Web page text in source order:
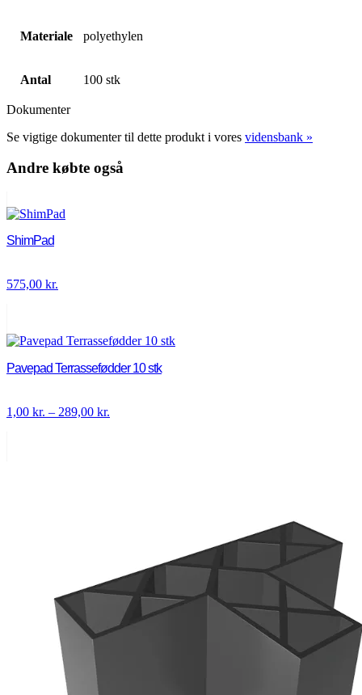
Materiale polyethylen
Antal 100 stk
Dokumenter
Se vigtige dokumenter til dette produkt i vores vidensbank »
Andre købte også
ShimPad
575,00 kr.
Pavepad Terrassefødder 10 stk
1,00 kr. – 289,00 kr.